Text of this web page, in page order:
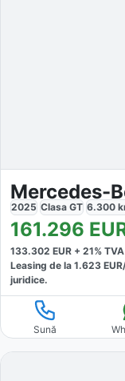
2025 Clasa GT 6.300
161.296
133.302 EUR + 21%
Leasing de la 1.623
juridice.
Sună